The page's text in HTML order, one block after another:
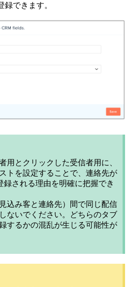
録できます。
用とクリックした受信者用に、
トを設定することで、連絡先が
録される理由を明確に把握でき
込み客と連絡先）間で同じ配信
ないでください。どちらのタブ
するかの混乱が生じる可能性が